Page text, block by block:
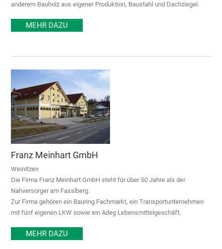
anderem Bauholz aus eigener Produktion, Baustahl und Dachziegel.
MEHR DAZU
Franz Meinhart GmbH
Weinitzen
Die Firma Franz Meinhart GmbH steht für über 50 Jahre als der
Nahversorger am Fasslberg.
Zur Firma gehören ein Bauring Fachmarkt, ein Transportunternehmen
mit fünf eigenen LKW sowie ein Adeg Lebensmittelgeschäft.
MEHR DAZU